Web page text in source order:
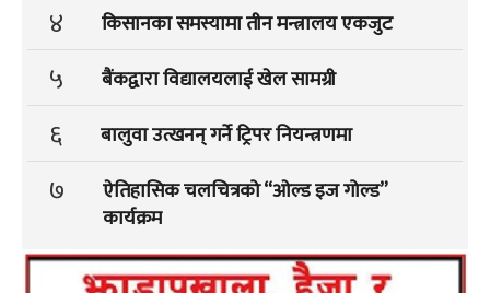
४ किसानका समस्यामा तीन मन्त्रालय एकजुट
५ बैंकद्वारा विद्यालयलाई खेल सामग्री
६ बालुवा उत्खनन् गर्ने ट्रिपर नियन्त्रणमा
७
ऐतिहासिक चलचित्रको “ओल्ड इज गोल्ड”
कार्यक्रम